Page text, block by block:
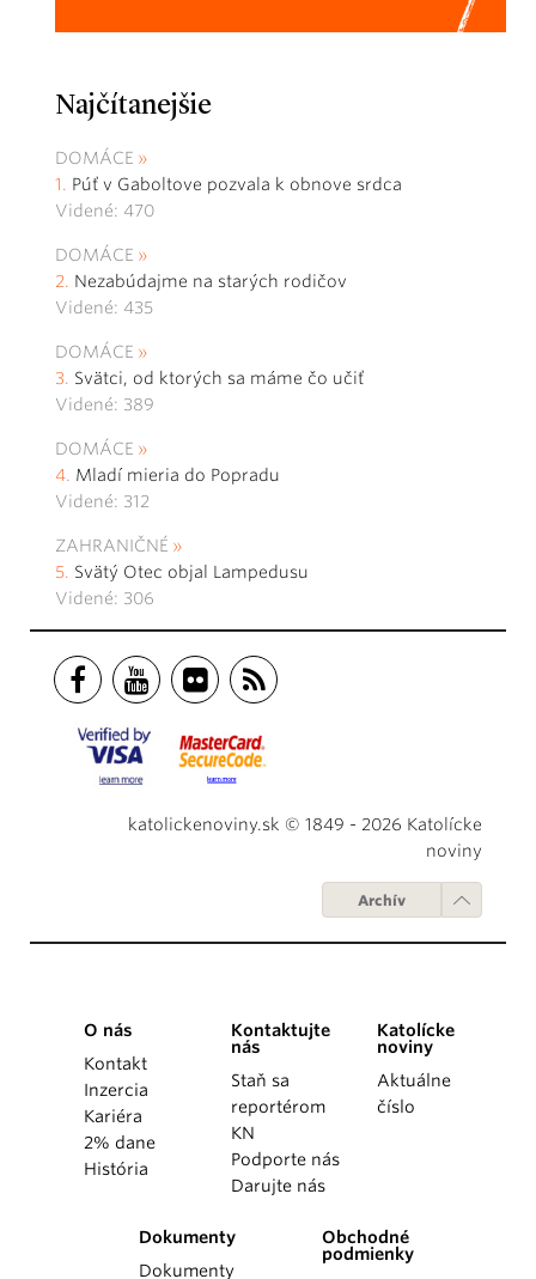
Najčítanejšie
DOMÁCE
Púť v Gaboltove pozvala k obnove srdca
Videné: 470
DOMÁCE
Nezabúdajme na starých rodičov
Videné: 435
DOMÁCE
Svätci, od ktorých sa máme čo učiť
Videné: 389
DOMÁCE
Mladí mieria do Popradu
Videné: 312
ZAHRANIČNÉ
Svätý Otec objal Lampedusu
Videné: 306
katolickenoviny.sk © 1849 - 2026 Katolícke
noviny
Archív
O nás
Kontakt
Inzercia
Kariéra
2% dane
História
Kontaktujte
nás
Staň sa
reportérom
KN
Podporte nás
Darujte nás
Katolícke
noviny
Aktuálne
číslo
Dokumenty
Dokumenty
Obchodné
podmienky